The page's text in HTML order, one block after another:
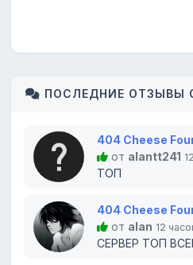
ПОСЛЕДНИЕ ОТЗЫВЫ
404 Cheese
от alantt241
ТОП
404 Cheese
от alan 12